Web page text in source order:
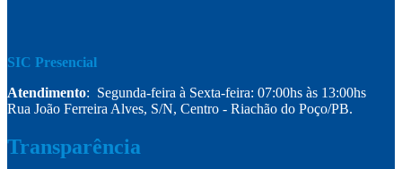
SIC Presencial
Atendimento: Segunda-feira à Sexta-feira: 07:00hs às 13:00hs
Rua João Ferreira Alves, S/N, Centro - Riachão do Poço/PB.
Transparência